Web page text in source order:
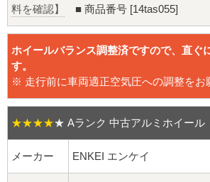
17インチ：夏タイヤホイール
18インチ：夏タイヤホイール
19インチ：夏タイヤホイール
20インチ：夏タイヤホイール
ホイールナット
料を確認】
■ 商品番号 [14tas055]
ホイールバランス調整済ですので、直ぐ
す。
※ 走行前に車両適正空気圧への調整をお
★★★★★ Aランク 中古アルミホイール
メーカー ENKEI エンケイ